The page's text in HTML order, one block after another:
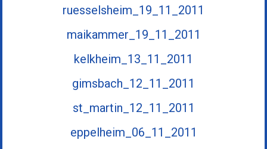
ruesselsheim_19_11_2011
maikammer_19_11_2011
kelkheim_13_11_2011
gimsbach_12_11_2011
st_martin_12_11_2011
eppelheim_06_11_2011